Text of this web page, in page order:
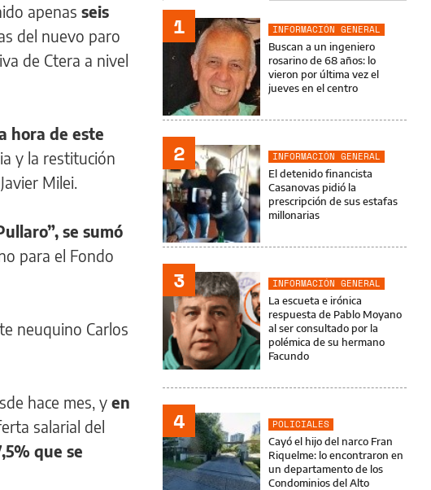
apenas seis
del nuevo paro
de Ctera a nivel
hora de este
y la restitución
Milei.
se sumó
para el Fondo
neuquino Carlos
hace mes, y en
salarial del
que se
1
INFORMACIÓN GENERAL
Buscan a un ingeniero
rosarino de 68 años: lo
vieron por última vez el
jueves en el centro
2
INFORMACIÓN GENERAL
El detenido financista
Casanovas pidió la
prescripción de sus estafas
millonarias
3
INFORMACIÓN GENERAL
La escueta e irónica
respuesta de Pablo Moyano
al ser consultado por la
polémica de su hermano
Facundo
4
POLICIALES
Cayó el hijo del narco Fran
Riquelme: lo encontraron en
un departamento de los
Condominios del Alto